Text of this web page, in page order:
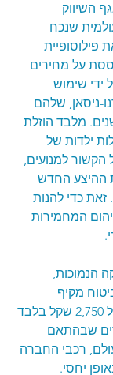
השיווק
שנכח
על מחירים
ידי שימוש
ניסאן, שלהם
ניסיון של מעל 3-4 שנים. מלבד הוזלת
ילדות של
למנועים,
ההיצע החדש
זאת כדי להנות
המחמירות
הנמוכות,
מקיף
לדאצ'יה דסטר תעמוד על 2,750 שקל בלבד
שבהתאם
רכבי החברה
יחסי.